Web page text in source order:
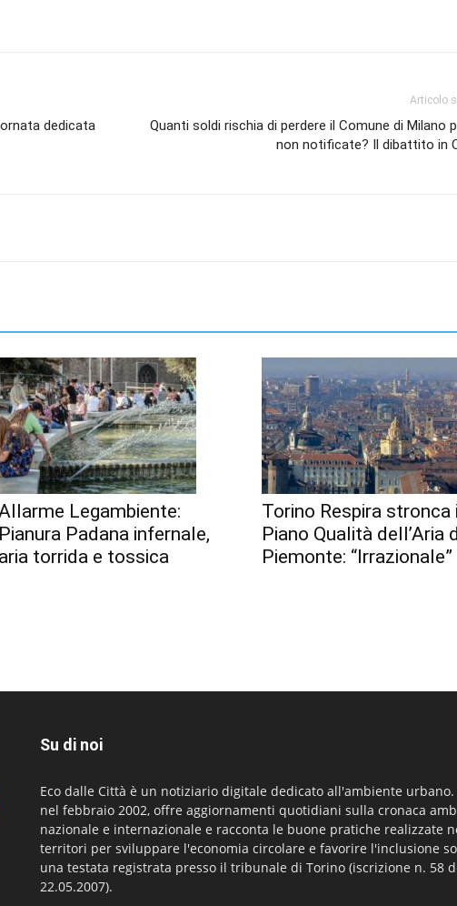
dedicata
Articolo
Quanti soldi rischia di perdere il Comune di Milano
non notificate? Il dibattito in
Legambiente:
Pianura Padana infernale,
aria torrida e tossica
Torino Respira stronca
Piano Qualità dell’Aria
Piemonte: “Irrazionale”
Su di noi
Eco dalle Città è un notiziario digitale dedicato all'ambiente
nel febbraio 2002, offre aggiornamenti quotidiani sulla cronaca
nazionale e internazionale e racconta le buone pratiche realizzate
territori per sviluppare l'economia circolare e favorire l'inclusione
una testata registrata presso il tribunale di Torino (iscrizione n. 58
22.05.2007).